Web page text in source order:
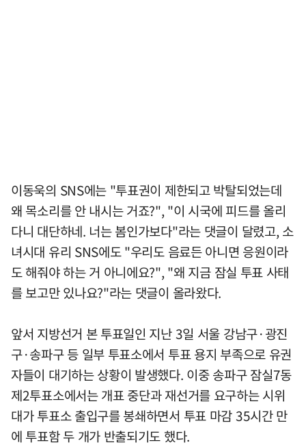
이동욱의 SNS에는 "투표권이 제한되고 박탈되었는데
왜 목소리를 안 내시는 거죠?", "이 시국에 피드를 올리
다니 대단하네. 너는 봄인가보다"라는 댓글이 달렸고, 소
녀시대 유리 SNS에도 "우리도 음료든 아니면 응원이라
도 해줘야 하는 거 아니에요?", "왜 지금 잠실 투표 사태
를 보고만 있나요?"라는 댓글이 올라왔다.
앞서 지방선거 본 투표일인 지난 3일 서울 강남구·광진
구·송파구 등 일부 투표소에서 투표 용지 부족으로 유권
자들이 대기하는 상황이 발생했다. 이중 송파구 잠실7동
제2투표소에서는 개표 중단과 재선거를 요구하는 시위
대가 투표소 출입구를 봉쇄하면서 투표 마감 35시간 만
에 투표함 두 개가 반출되기도 했다.